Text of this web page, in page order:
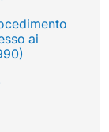
ai